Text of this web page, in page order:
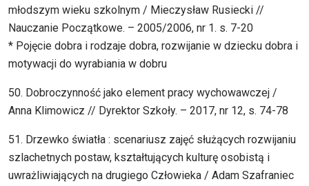
młodszym wieku szkolnym / Mieczysław Rusiecki //
Nauczanie Początkowe. – 2005/2006, nr 1. s. 7-20
* Pojęcie dobra i rodzaje dobra, rozwijanie w dziecku dobra i
motywacji do wyrabiania w dobru
50. Dobroczynność jako element pracy wychowawczej /
Anna Klimowicz // Dyrektor Szkoły. – 2017, nr 12, s. 74-78
51. Drzewko światła : scenariusz zajęć służących rozwijaniu
szlachetnych postaw, kształtujących kulturę osobistą i
uwrażliwiających na drugiego Człowieka / Adam Szafraniec